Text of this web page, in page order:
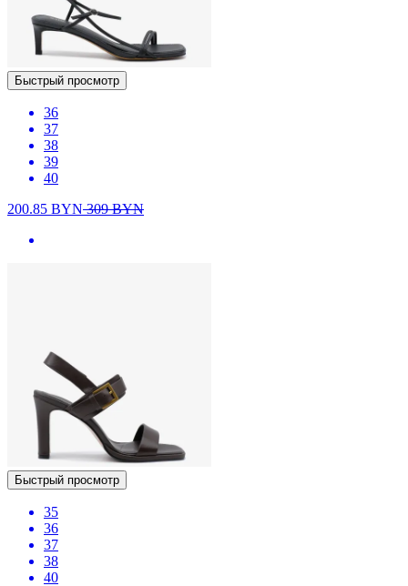
Быстрый просмотр
36
37
38
39
40
200.85 BYN309BYN
Быстрый просмотр
35
36
37
38
40